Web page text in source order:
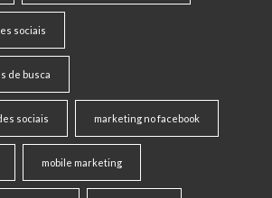
sociais
de busca
sociais marketing no facebook
mobile marketing